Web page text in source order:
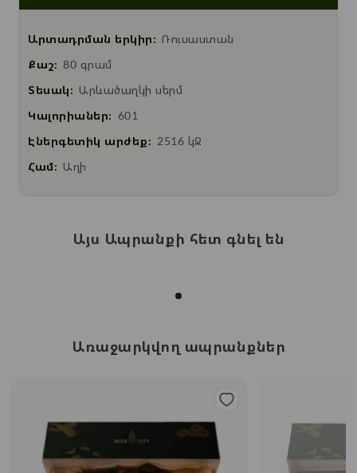
Արտադրման երկիր: Ռուսաստան
Քաշ: 80 գրամ
Տեսակ: Արևածաղկի սերմ
Կալորիաներ: 601
Էներգետիկ արժեք: 2516 կՋ
Համ: Աղի
Այս Ապրանքի հետ գնել են
Առաջարկվող ապրանքներ